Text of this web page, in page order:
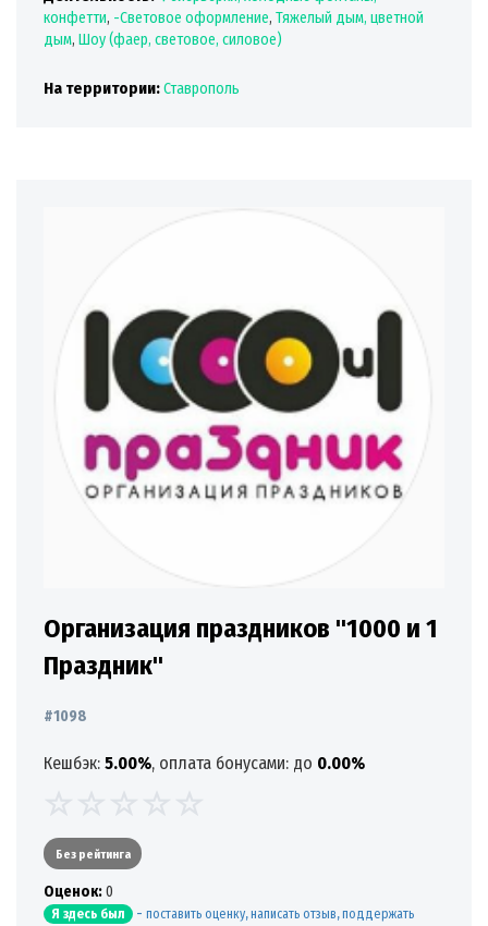
конфетти, -Световое оформление, Тяжелый дым, цветной
дым, Шоу (фаер, световое, силовое)
На территории:Ставрополь
Организация праздников "1000 и 1
Праздник"
#1098
Кешбэк: 5.00%, оплата бонусами: до 0.00%
Без рейтинга
Oценок:0
Я здесь был - поставить оценку, написать отзыв, поддержать